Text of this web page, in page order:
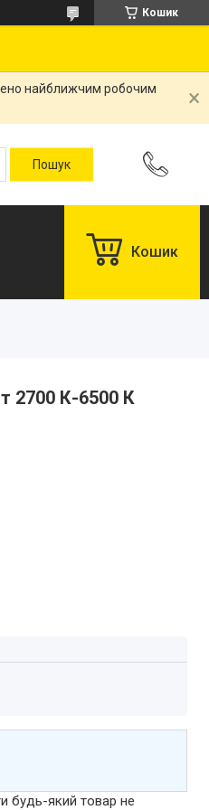
Кошик
найближчим робочим
Кошик
2700 К-6500 К
будь-який товар не